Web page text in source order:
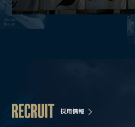
採用情報